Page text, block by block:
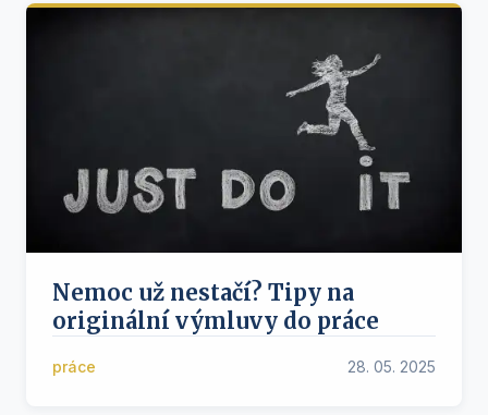
Nemoc už nestačí? Tipy na
originální výmluvy do práce
práce 28. 05. 2025